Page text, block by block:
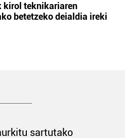
kirol teknikariaren
betetzeko deialdia ireki
sartutako